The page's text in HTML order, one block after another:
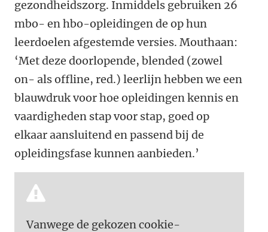
gezondheidszorg. Inmiddels gebruiken 26
mbo- en hbo-opleidingen de op hun
leerdoelen afgestemde versies. Mouthaan:
‘Met deze doorlopende, blended (zowel
on- als offline, red.) leerlijn hebben we een
blauwdruk voor hoe opleidingen kennis en
vaardigheden stap voor stap, goed op
elkaar aansluitend en passend bij de
opleidingsfase kunnen aanbieden.’
Vanwege de gekozen cookie-